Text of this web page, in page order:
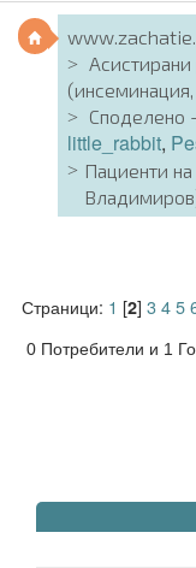
Споделено
little_rabbit,
Пациенти
Страници: 1 [2] 345
0 Потребители и 1